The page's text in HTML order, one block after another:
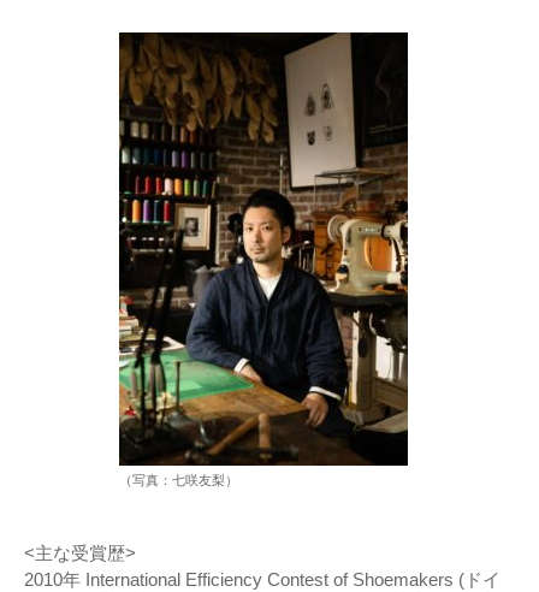
（写真：七咲友梨）
<主な受賞歴>
2010年 International Efficiency Contest of Shoemakers (ドイ